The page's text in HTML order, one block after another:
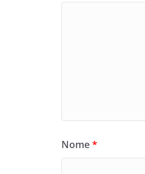
Nome*